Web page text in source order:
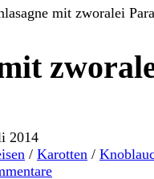
2014
/ Karotten /